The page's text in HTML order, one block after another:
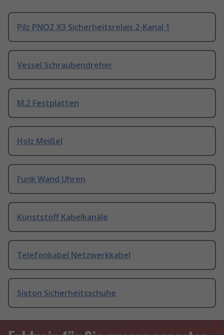
Pilz PNOZ X3 Sicherheitsrelais 2-Kanal 1
Vessel Schraubendreher
M.2 Festplatten
Holz Meißel
Funk Wand Uhren
Kunststoff Kabelkanäle
Telefonkabel Netzwerkkabel
Sixton Sicherheitsschuhe